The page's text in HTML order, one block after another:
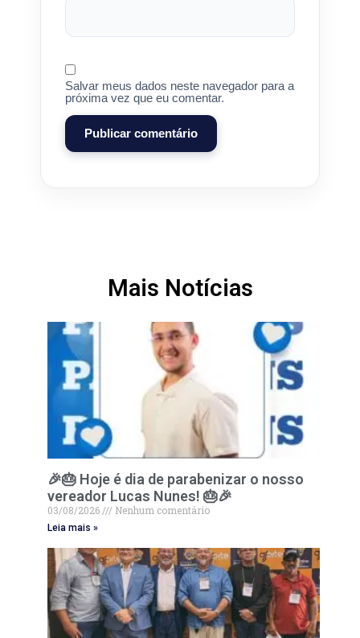
Salvar meus dados neste navegador para a
próxima vez que eu comentar.
Mais Notícias
🎉🎂 Hoje é dia de parabenizar o nosso
vereador Lucas Nunes! 🎂🎉
03/08/2026 Nenhum comentário
Leia mais »